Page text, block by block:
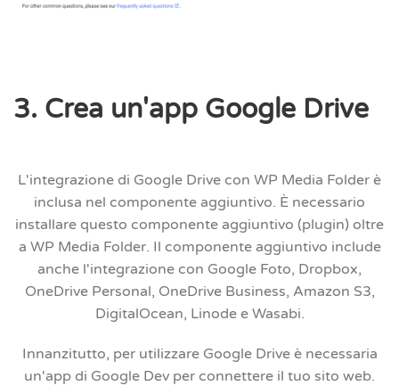
3. Crea un'app Google Drive
L'integrazione di Google Drive con WP Media Folder è
inclusa nel componente aggiuntivo. È necessario
installare questo componente aggiuntivo (plugin) oltre
a WP Media Folder. Il componente aggiuntivo include
anche l'integrazione con Google Foto, Dropbox,
OneDrive Personal, OneDrive Business, Amazon S3,
DigitalOcean, Linode e Wasabi.
Innanzitutto, per utilizzare Google Drive è necessaria
un'app di Google Dev per connettere il tuo sito web.